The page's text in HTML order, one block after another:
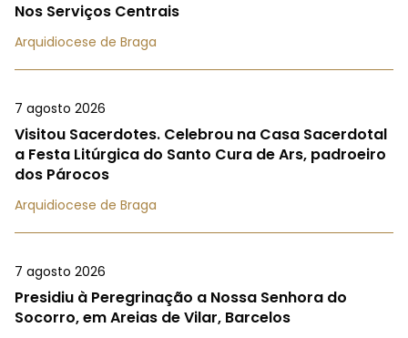
Nos Serviços Centrais
Arquidiocese de Braga
7 agosto 2026
Visitou Sacerdotes. Celebrou na Casa Sacerdotal
a Festa Litúrgica do Santo Cura de Ars, padroeiro
dos Párocos
Arquidiocese de Braga
7 agosto 2026
Presidiu à Peregrinação a Nossa Senhora do
Socorro, em Areias de Vilar, Barcelos